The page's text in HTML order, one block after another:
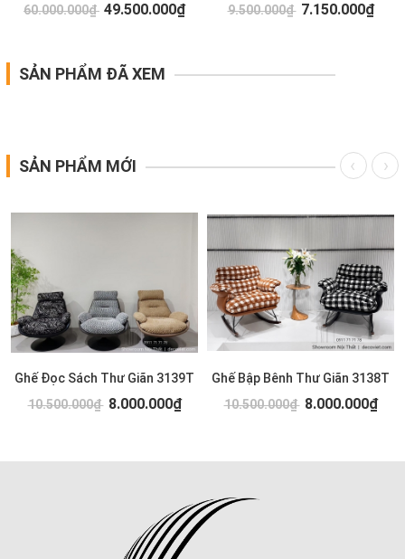
60.000.000₫ 49.500.000₫
9.500.000₫ 7.150.000₫
SẢN PHẨM ĐÃ XEM
SẢN PHẨM MỚI
Ghế Đọc Sách Thư Giãn 3139T
10.500.000₫ 8.000.000₫
Ghế Bập Bênh Thư Giãn 3138T
10.500.000₫ 8.000.000₫